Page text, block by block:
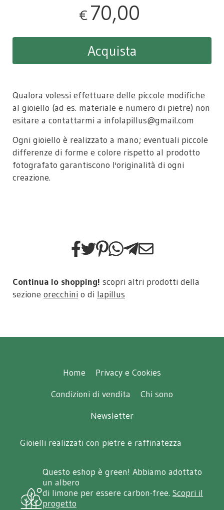
€ 70,00
Acquista
Qualora volessi effettuare delle piccole modifiche
al gioiello (ad es. materiale e numero di pietre) non
esitare a contattarmi a infolapillus@gmail.com
Ogni gioiello è realizzato a mano; eventuali piccole
differenze di forme e colore rispetto al prodotto
fotografato garantiscono l'originalità di ogni
creazione.
Continua lo shopping! scopri altri prodotti della
sezione orecchini o di lapillus
Home
Privacy e Cookies
Condizioni di vendita
Chi sono
Newsletter
Gioielli realizzati con pietre e raffinatezza
Questo eshop è green! Abbiamo adottato
un albero
di limone per essere carbon-free. Scopri il
progetto